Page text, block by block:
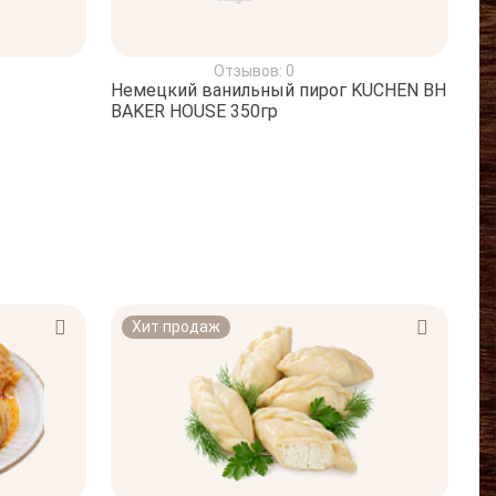
Отзывов: 0
Немецкий ванильный пирог KUCHEN BH
BAKER HOUSE 350гр
Хит продаж